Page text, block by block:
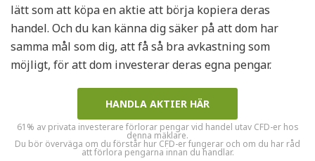
lätt som att köpa en aktie att börja kopiera deras
handel. Och du kan känna dig säker på att dom har
samma mål som dig, att få så bra avkastning som
möjligt, för att dom investerar deras egna pengar.
HANDLA AKTIER HÄR
61% av privata investerare förlorar pengar vid handel utav CFD-er hos
denna mäklare.
Du bör överväga om du förstår hur CFD-er fungerar och om du har råd
att förlora pengarna innan du handlar.